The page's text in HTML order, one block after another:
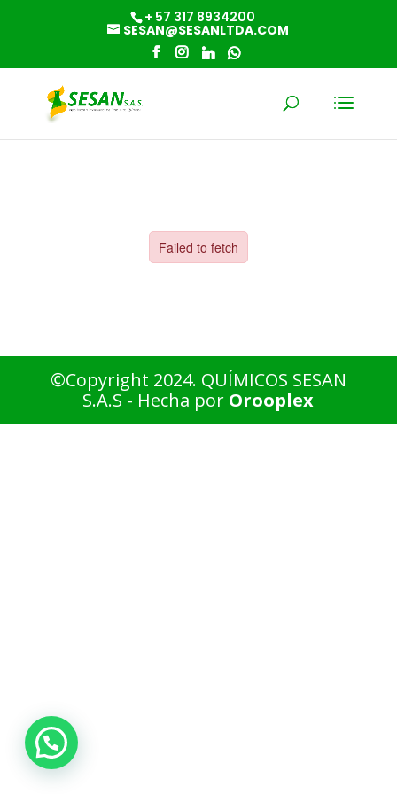
+ 57 317 8934200
SESAN@SESANLTDA.COM
©Copyright 2024. QUÍMICOS SESAN
S.A.S - Hecha por Orooplex